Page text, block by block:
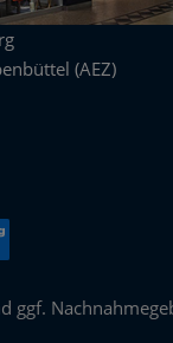
(AEZ)
ggf.